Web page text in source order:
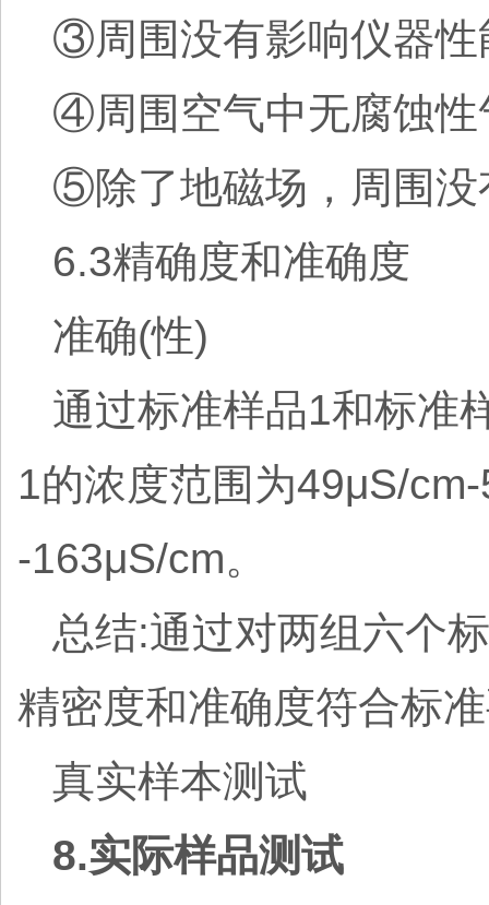
③周围没有影响仪器性
④周围空气中无腐蚀性
⑤除了地磁场，周围没
6.3精确度和准确度
准确(性)
通过标准样品1和标准
1的浓度范围为49μS/
-163μS/cm。
总结:通过对两组六个
精密度和准确度符合标
真实样本测试
8.实际样品测试